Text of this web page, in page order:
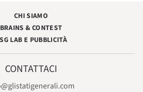
CHI SIAMO
BRAINS & CONTEST
LAB E PUBBLICITÀ
CONTATTACI